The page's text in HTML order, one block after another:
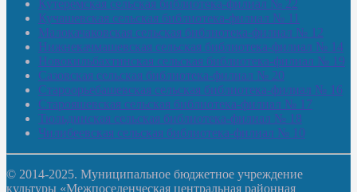
Кутеремская сельская библиотека-филиал № 22
Кучашевская сельская библиотека-филиал № 11
Малокачаковская сельская библиотека-филиал № 12
Нижнекачмашевская сельская библиотека-филиал № 14
Новокильбахтинская сельская библиотека-филиал № 19
Сазовская сельская библиотека-филиал № 20
Староорьебашевская сельская библиотека-филиал № 16
Старояшевская сельская библиотека-филиал № 17
Тюльдинская сельская библиотека-филиал № 18
Чилибеевская сельская библиотека-филиал № 10
© 2014-2025. Муниципальное бюджетное учреждение
культуры «Межпоселенческая центральная районная